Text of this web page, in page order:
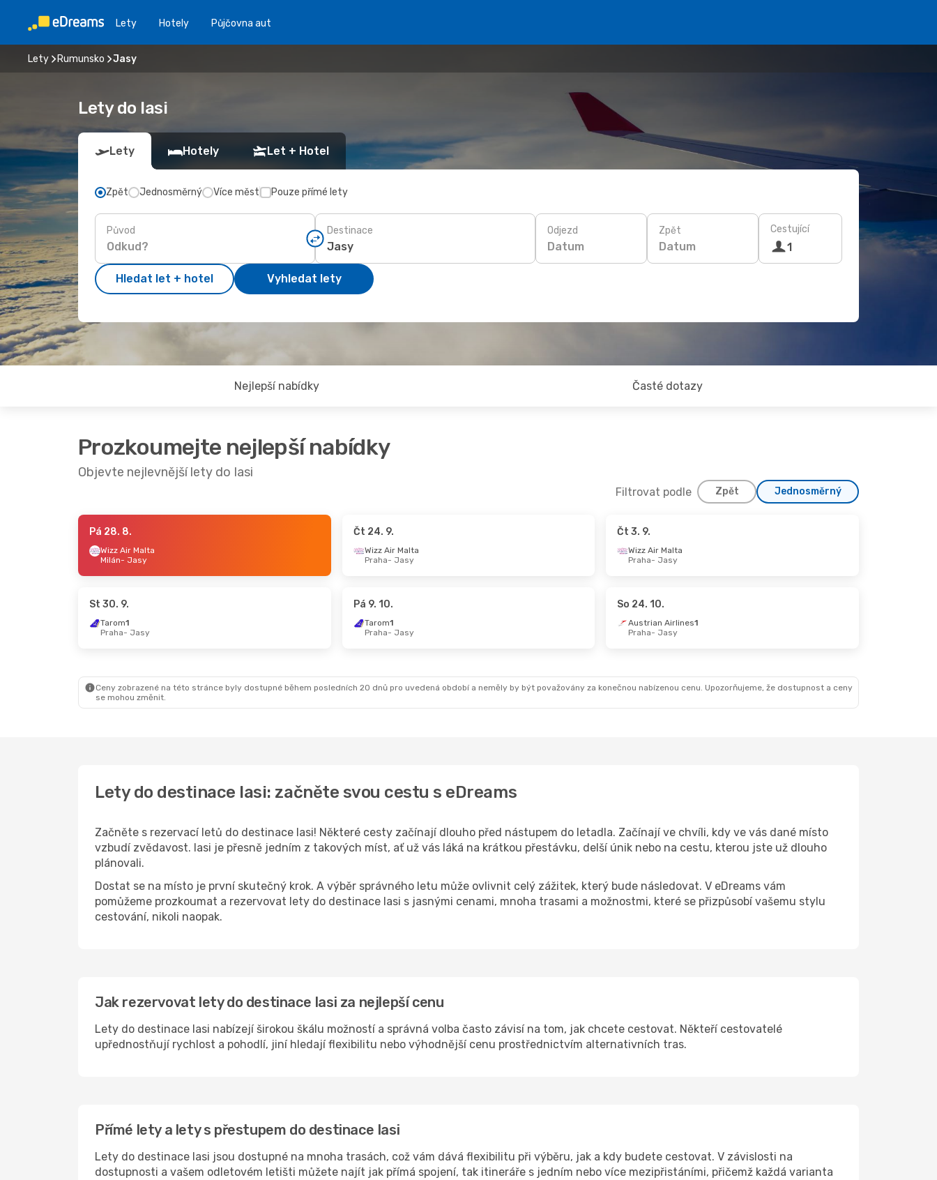
Lety Hotely Půjčovna aut
Lety Rumunsko Jasy
Lety do Iasi
Lety Hotely Let + Hotel
Zpět Jednosměrný Více měst Pouze přímé lety
Původ Destinace Odjezd
Datum
Zpět
Datum
Cestující
1
Hledat let + hotel Vyhledat lety
Nejlepší nabídky Časté dotazy
Prozkoumejte nejlepší nabídky
Objevte nejlevnější lety do Iasi
Filtrovat podle Zpět Jednosměrný
- Út 6. 10.
Jasy
- Paříž
So 12. 9.
Jasy
- Praha
Pá 28. 8.
Wizz Air Malta
Milán- Jasy
Čt 24. 9.
Wizz Air Malta
Praha- Jasy
Čt 3. 9.
Wizz Air Malta
Praha- Jasy
St 30. 9.
Tarom1
Praha- Jasy
Pá 9. 10.
Tarom1
Praha- Jasy
So 24. 10.
Austrian Airlines1
Praha- Jasy
Ceny zobrazené na této stránce byly dostupné během posledních 20 dnů pro uvedená období a neměly by být považovány za konečnou nabízenou cenu. Upozorňujeme, že dostupnost a ceny
se mohou změnit.
Lety do destinace Iasi: začněte svou cestu s eDreams
Začněte s rezervací letů do destinace Iasi! Některé cesty začínají dlouho před nástupem do letadla. Začínají ve chvíli, kdy ve vás dané místo
vzbudí zvědavost. Iasi je přesně jedním z takových míst, ať už vás láká na krátkou přestávku, delší únik nebo na cestu, kterou jste už dlouho
plánovali.
Dostat se na místo je první skutečný krok. A výběr správného letu může ovlivnit celý zážitek, který bude následovat. V eDreams vám
pomůžeme prozkoumat a rezervovat lety do destinace Iasi s jasnými cenami, mnoha trasami a možnostmi, které se přizpůsobí vašemu stylu
cestování, nikoli naopak.
Jak rezervovat lety do destinace Iasi za nejlepší cenu
Lety do destinace Iasi nabízejí širokou škálu možností a správná volba často závisí na tom, jak chcete cestovat. Někteří cestovatelé
upřednostňují rychlost a pohodlí, jiní hledají flexibilitu nebo výhodnější cenu prostřednictvím alternativních tras.
Přímé lety a lety s přestupem do destinace Iasi
Lety do destinace Iasi jsou dostupné na mnoha trasách, což vám dává flexibilitu při výběru, jak a kdy budete cestovat. V závislosti na
dostupnosti a vašem odletovém letišti můžete najít jak přímá spojení, tak itineráře s jedním nebo více mezipřistáními, přičemž každá varianta